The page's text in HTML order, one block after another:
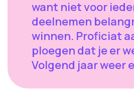
want niet voor
deelnemen
winnen. Proficiat
ploegen dat je er
Volgend jaar weer